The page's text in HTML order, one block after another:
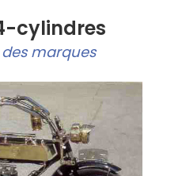
cylindres
marques